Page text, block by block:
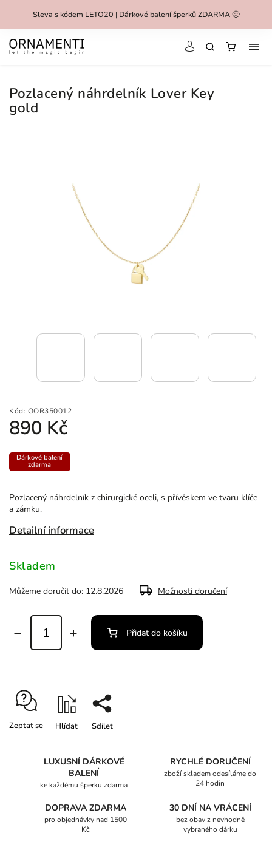
Sleva s kódem LETO20 | Dárkové balení šperků ZDARMA 🙂
Pozlacený náhrdelník Lover Key
gold
Kód: OOR350012
890 Kč
Pozlacený náhrdelník z chirurgické oceli, s přívěskem ve tvaru klíče
a zámku.
Detailní informace
Dárkové balení
zdarma
Skladem
Můžeme doručit do: 12.8.2026 Možnosti doručení
Přidat do košíku
Zeptat se Hlídat Sdílet
LUXUSNÍ DÁRKOVÉ
BALENÍ
ke každému šperku zdarma
RYCHLÉ DORUČENÍ
zboží skladem odesíláme do
24 hodin
DOPRAVA ZDARMA
pro objednávky nad 1500
Kč
30 DNÍ NA VRÁCENÍ
bez obav z nevhodně
vybraného dárku